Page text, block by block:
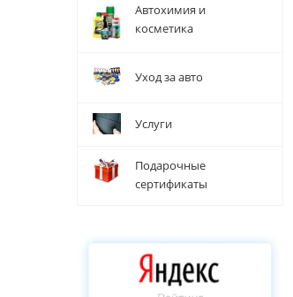
Автохимия и
косметика
Уход за авто
Услуги
Подарочные
сертификаты